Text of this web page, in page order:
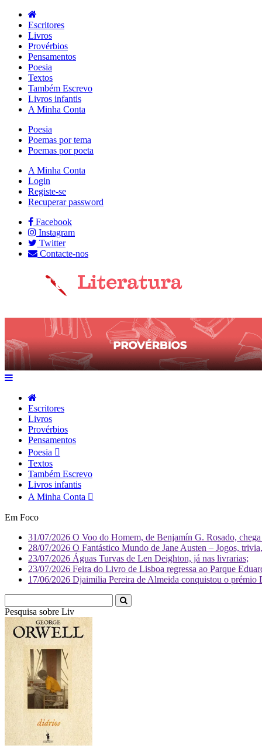
Escritores
Livros
Provérbios
Pensamentos
Poesia
Textos
Também Escrevo
Livros infantis
A Minha Conta
Poesia
Poemas por tema
Poemas por poeta
A Minha Conta
Login
Registe-se
Recuperar password
Facebook
Instagram
Twitter
Contacte-nos
Escritores
Livros
Provérbios
Pensamentos
Poesia
Textos
Também Escrevo
Livros infantis
A Minha Conta
Em Foco
31/07/2026 O Voo do Homem, de Benjamín G. Rosado,
28/07/2026 O Fantástico Mundo de Jane Austen – Jogos,
23/07/2026 Águas Turvas de Len Deighton, já nas livrarias;
23/07/2026 Feira do Livro de Lisboa regressa ao Parque
17/06/2026 Djaimilia Pereira de Almeida conquistou o
Pesquisa sobre Literatura